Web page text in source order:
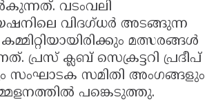
വടംവലി
വിദഗ്ധർ അടങ്ങുന്ന
മത്സരങ്ങൾ
പ്രസ് ക്ലബ് സെക്രട്ടറി പ്രദീപ്
സംഘാടക സമിതി അംഗങ്ങളും
പങ്കെടുത്തു.